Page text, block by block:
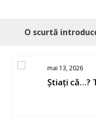
O scurtă
mai 13, 2026
Știați că…?